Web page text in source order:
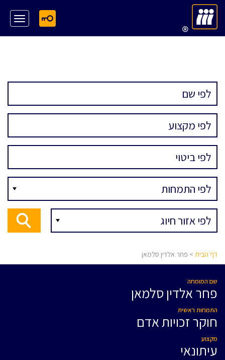
דף הבית > פחר אלדין סלמאן
שם המומחה
פחר אלדין סלמאן
התמחות ראשית
חוקר זכויות אדם
מקצוע
עיתונאי